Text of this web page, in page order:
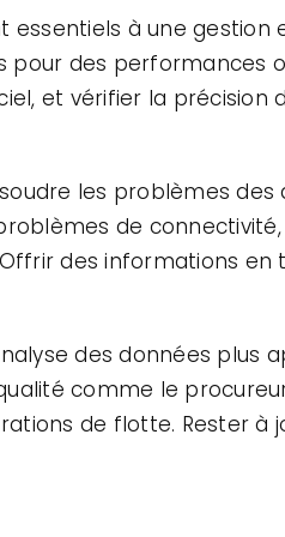
essentiels à une gestion
des performances
et vérifier la précision
les problèmes
de
des informations en
des données plus
comme le
de flotte. Rester à